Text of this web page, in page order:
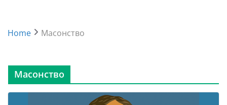
Home Масонство
Масонство